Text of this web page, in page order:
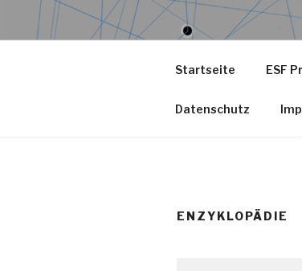
Startseite ESF
Datenschutz
ENZYKLOPÄDIE